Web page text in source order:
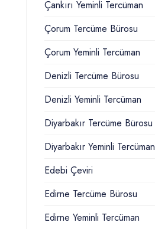
Çankırı Yeminli Tercüman
Çorum Tercüme Bürosu
Çorum Yeminli Tercüman
Denizli Tercüme Bürosu
Denizli Yeminli Tercüman
Diyarbakır Tercüme Bürosu
Diyarbakır Yeminli Tercüman
Edebi Çeviri
Edirne Tercüme Bürosu
Edirne Yeminli Tercüman